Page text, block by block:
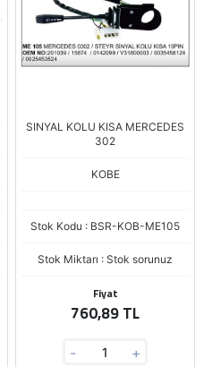
SINYAL KOLU KISA MERCEDES
302
KOBE
Stok Kodu : BSR-KOB-ME105
Stok Miktarı : Stok sorunuz
Fiyat
760,89 TL
- +